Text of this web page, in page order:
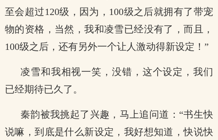
至会超过120级，因为，100级之后就拥有了带宠
物的资格，当然，我和凌雪已经没有了，而且，
100级之后，还有另外一个让人激动得新设定！”
凌雪和我相视一笑，没错，这个设定，我们
已经期待已久了。
秦韵被我挑起了兴趣，马上追问道：“书生快
说嘛，到底是什么新设定，我好想知道，快说快